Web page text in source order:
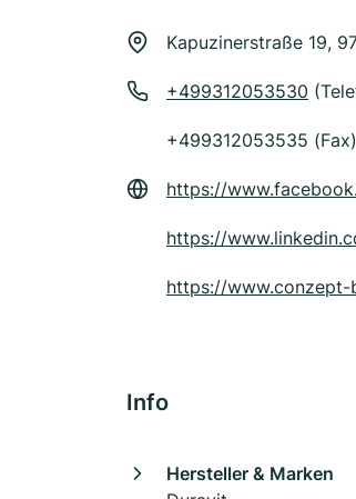
Kapuzinerstraße 19,
+499312053530
+499312053535 (Fax)
https://
https://
https://www.conzept-
Info
Hersteller & Marken